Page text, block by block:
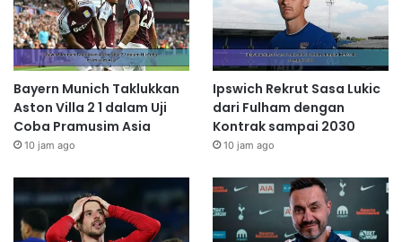
Bayern Munich Taklukkan
Aston Villa 2 1 dalam Uji
Coba Pramusim Asia
10 jam ago
Ipswich Rekrut Sasa Lukic
dari Fulham dengan
Kontrak sampai 2030
10 jam ago